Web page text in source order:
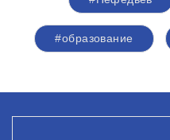
#образование